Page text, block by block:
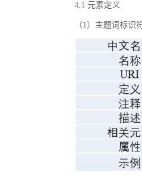
4.1 元素定义
（1）主题词标识